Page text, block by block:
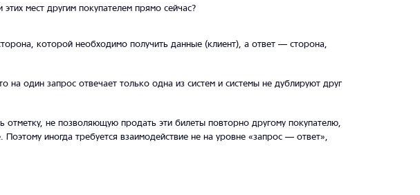
мест другим покупателем прямо сейчас?
которой необходимо получить данные (клиент), а ответ — сторона,
один запрос отвечает только одна из систем и системы не дублируют друг
не позволяющую продать эти билеты повторно другому покупателю,
иногда требуется взаимодействие не на уровне «запрос — ответ»,